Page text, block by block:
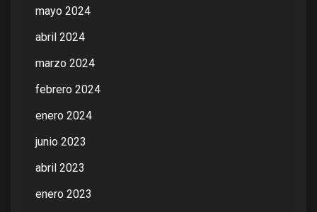
mayo 2024
abril 2024
marzo 2024
febrero 2024
enero 2024
junio 2023
abril 2023
enero 2023